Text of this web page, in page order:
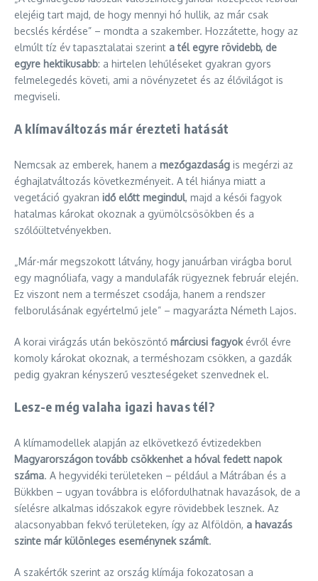
elejéig tart majd, de hogy mennyi hó hullik, az már csak
becslés kérdése” – mondta a szakember. Hozzátette, hogy az
elmúlt tíz év tapasztalatai szerint a tél egyre rövidebb, de
egyre hektikusabb: a hirtelen lehűléseket gyakran gyors
felmelegedés követi, ami a növényzetet és az élővilágot is
megviseli.
A klímaváltozás már érezteti hatását
Nemcsak az emberek, hanem a mezőgazdaság is megérzi az
éghajlatváltozás következményeit. A tél hiánya miatt a
vegetáció gyakran idő előtt megindul, majd a késői fagyok
hatalmas károkat okoznak a gyümölcsösökben és a
szőlőültetvényekben.
„Már-már megszokott látvány, hogy januárban virágba borul
egy magnóliafa, vagy a mandulafák rügyeznek február elején.
Ez viszont nem a természet csodája, hanem a rendszer
felborulásának egyértelmű jele” – magyarázta Németh Lajos.
A korai virágzás után beköszöntő márciusi fagyokévről évre
komoly károkat okoznak, a terméshozam csökken, a gazdák
pedig gyakran kényszerű veszteségeket szenvednek el.
Lesz-e még valaha igazi havas tél?
A klímamodellek alapján az elkövetkező évtizedekben
Magyarországon tovább csökkenhet a hóval fedett napok
száma. A hegyvidéki területeken – például a Mátrában és a
Bükkben – ugyan továbbra is előfordulhatnak havazások, de a
síelésre alkalmas időszakok egyre rövidebbek lesznek. Az
alacsonyabban fekvő területeken, így az Alföldön, a havazás
szinte már különleges eseménynek számít.
A szakértők szerint az ország klímája fokozatosan a